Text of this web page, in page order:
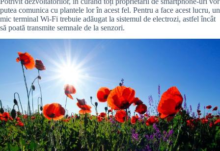
putea comunica cu plantele lor în acest fel. Pentru a face acest lucru, un
mic terminal Wi-Fi trebuie adăugat la sistemul de electrozi, astfel încât
să poată transmite semnale de la senzori.